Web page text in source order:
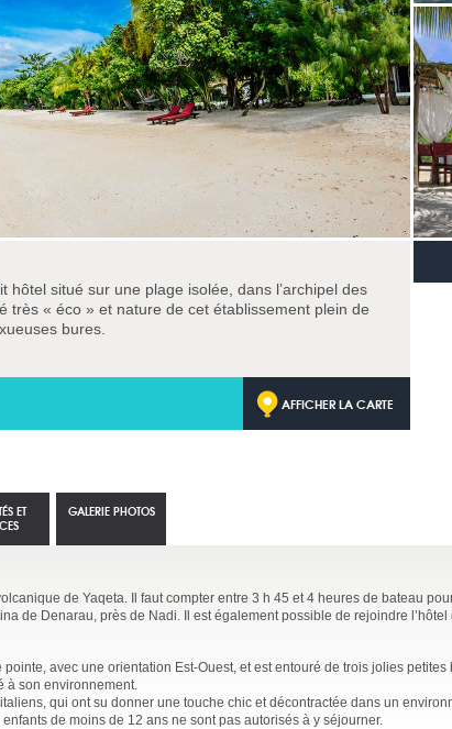
hôtel situé sur une plage isolée, dans l’archipel des
très « éco » et nature de cet établissement plein de
bures.
AFFICHER LA CARTE
de Yaqeta. Il faut compter entre 3 h 45 et 4 heures de bateau
de Denarau, près de Nadi. Il est également possible de rejoindre
pointe, avec une orientation Est-Ouest, et est entouré de trois jolies
à son environnement.
qui ont su donner une touche chic et décontractée dans un
de moins de 12 ans ne sont pas autorisés à y séjourner.
ET
GALERIE PHOTOS